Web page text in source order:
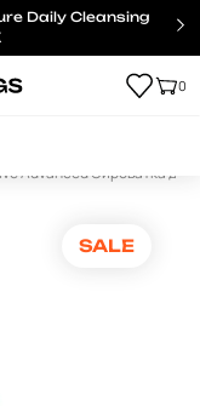
Daily Cleansing
0
Advanced Сироватка для
SALE